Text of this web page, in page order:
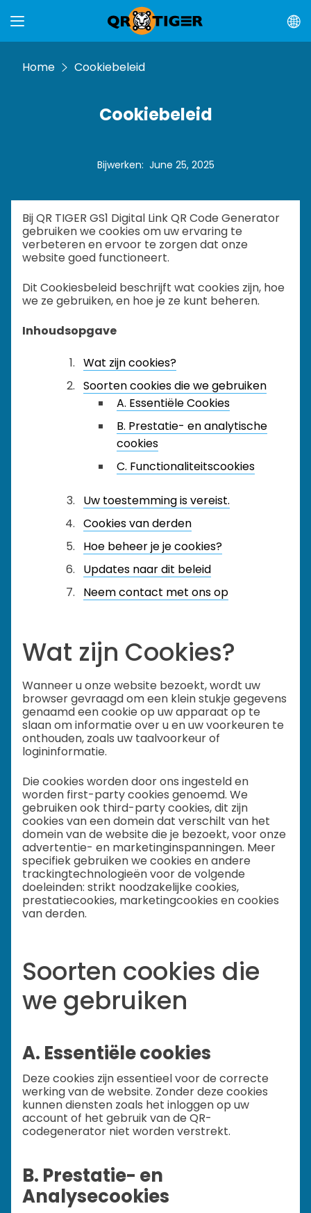
Home Cookiebeleid
Cookiebeleid
Bijwerken: June 25, 2025
Bij QR TIGER GS1 Digital Link QR Code Generator
gebruiken we cookies om uw ervaring te
verbeteren en ervoor te zorgen dat onze
website goed functioneert.
Dit Cookiesbeleid beschrijft wat cookies zijn, hoe
we ze gebruiken, en hoe je ze kunt beheren.
Inhoudsopgave
Wat zijn cookies?
Soorten cookies die we gebruiken
A. Essentiële Cookies
B. Prestatie- en analytische
cookies
C. Functionaliteitscookies
Uw toestemming is vereist.
Cookies van derden
Hoe beheer je je cookies?
Updates naar dit beleid
Neem contact met ons op
Wat zijn Cookies?
Wanneer u onze website bezoekt, wordt uw
browser gevraagd om een klein stukje gegevens
genaamd een cookie op uw apparaat op te
slaan om informatie over u en uw voorkeuren te
onthouden, zoals uw taalvoorkeur of
logininformatie.
Die cookies worden door ons ingesteld en
worden first-party cookies genoemd. We
gebruiken ook third-party cookies, dit zijn
cookies van een domein dat verschilt van het
domein van de website die je bezoekt, voor onze
advertentie- en marketinginspanningen. Meer
specifiek gebruiken we cookies en andere
trackingtechnologieën voor de volgende
doeleinden: strikt noodzakelijke cookies,
prestatiecookies, marketingcookies en cookies
van derden.
Soorten cookies die
we gebruiken
A. Essentiële cookies
Deze cookies zijn essentieel voor de correcte
werking van de website. Zonder deze cookies
kunnen diensten zoals het inloggen op uw
account of het gebruik van de QR-
codegenerator niet worden verstrekt.
B. Prestatie- en
Analysecookies